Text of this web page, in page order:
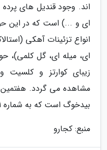
اند. وجود قندیل های پرده
ای و ...) است که در این
انواع تزئینات آهکی
ای، میله ای، گل کلمی)،
زیبای کوارتز و کلسیت
مشاهده می گردد. هفتمین
بیدخوگ است که به شماره 251 ثبت شد. منبع: خبرگزاری مهر
منبع: کجارو